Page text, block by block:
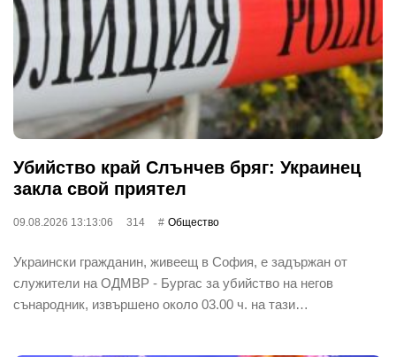
Убийство край Слънчев бряг: Украинец
закла свой приятел
09.08.2026 13:13:06 314 Общество
Украински гражданин, живеещ в София, е задържан от
служители на ОДМВР - Бургас за убийство на негов
сънародник, извършено около 03.00 ч. на тази…